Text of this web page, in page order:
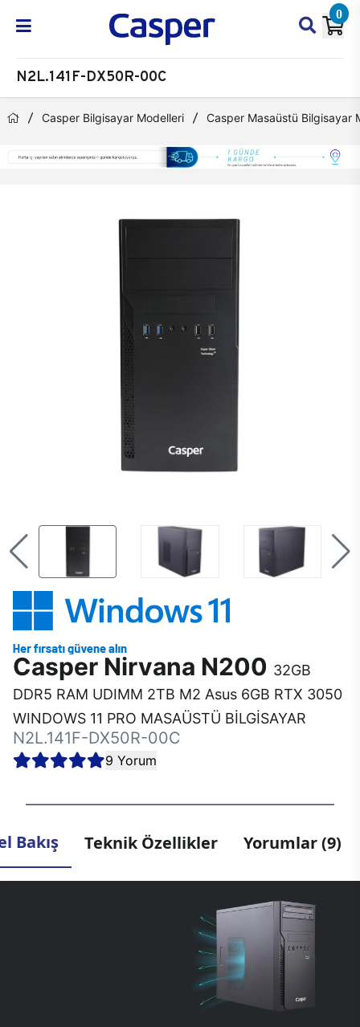
0
N2L.141F-DX50R-00C
Casper Bilgisayar Modelleri Casper Masaüstü Bilgisayar
Casper Nirvana N200 32GB
DDR5 RAM UDIMM 2TB M2 Asus 6GB RTX 3050
WINDOWS 11 PRO MASAÜSTÜ BİLGİSAYAR
N2L.141F-DX50R-00C
9 Yorum
Bakış Teknik Özellikler Yorumlar (9)